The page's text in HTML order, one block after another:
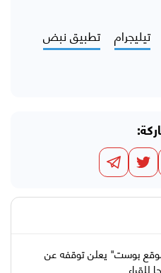
تيليجرام تطبيق نبض
بوست" يعلن توقفه عن
للقراء